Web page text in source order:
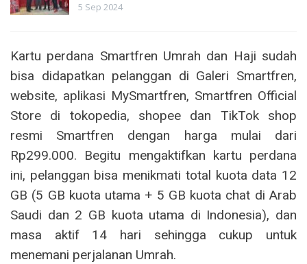
5 Sep 2024
Kartu perdana Smartfren Umrah dan Haji sudah
bisa didapatkan pelanggan di Galeri Smartfren,
website, aplikasi MySmartfren, Smartfren Official
Store di tokopedia, shopee dan TikTok shop
resmi Smartfren dengan harga mulai dari
Rp299.000. Begitu mengaktifkan kartu perdana
ini, pelanggan bisa menikmati total kuota data 12
GB (5 GB kuota utama + 5 GB kuota chat di Arab
Saudi dan 2 GB kuota utama di Indonesia), dan
masa aktif 14 hari sehingga cukup untuk
menemani perjalanan Umrah.